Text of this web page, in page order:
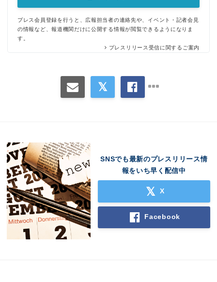
プレス会員登録を行うと、広報担当者の連絡先や、イベント・記者会見
の情報など、報道機関だけに公開する情報が閲覧できるようになりま
す。
プレスリリース受信に関するご案内
SNSでも最新のプレスリリース情
報をいち早く配信中
X
Facebook